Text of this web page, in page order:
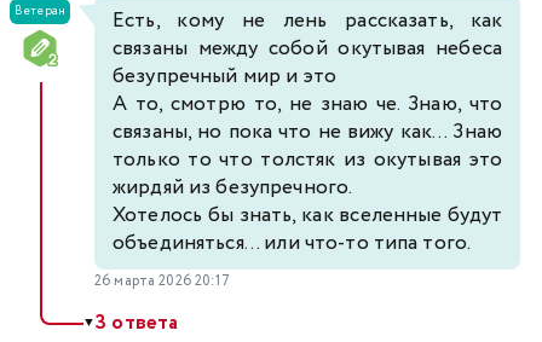
Ветеран
Есть, кому не лень рассказать, как
связаны между собой окутывая небеса
безупречный мир и это
А то, смотрю то, не знаю че. Знаю, что
связаны, но пока что не вижу как... Знаю
только то что толстяк из окутывая это
жирдяй из безупречного.
Хотелось бы знать, как вселенные будут
объединяться... или что-то типа того.
26 марта 2026 20:17
▼3 ответа